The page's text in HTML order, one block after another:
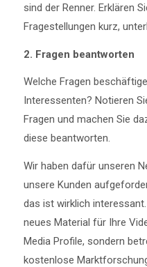
sind der Renner. Erklären
Fragestellungen kurz,
2. Fragen beantworten
Welche Fragen
Interessenten? Notieren
Fragen und machen Sie
diese beantworten.
Wir haben dafür unseren
unsere Kunden
das ist wirklich
neues Material für Ihre
Media Profile, sondern
kostenlose